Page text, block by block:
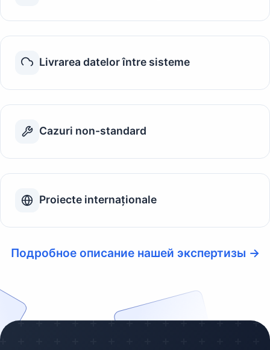
Livrarea datelor între sisteme
Cazuri non-standard
Proiecte internaționale
Подробное описание нашей экспертизы →